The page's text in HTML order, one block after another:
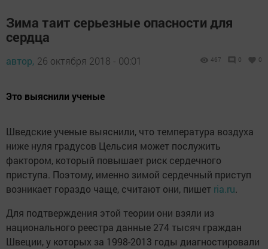
Зима таит серьезные опасности для
сердца
автор, 26 октября 2018 - 00:01 467 0 0
Это выяснили ученые
Шведские ученые выяснили, что температура воздуха
ниже нуля градусов Цельсия может послужить
фактором, который повышает риск сердечного
приступа. Поэтому, именно зимой сердечный приступ
возникает гораздо чаще, считают они, пишет ria.ru.
Для подтверждения этой теории они взяли из
национального реестра данные 274 тысяч граждан
Швеции, у которых за 1998-2013 годы диагностировали